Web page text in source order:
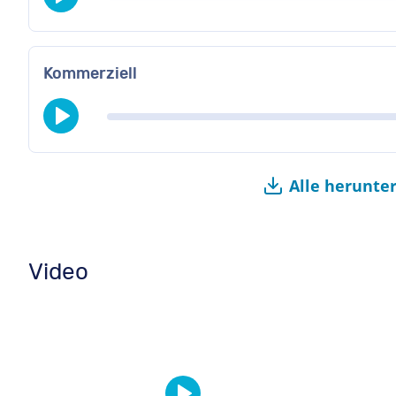
Kommerziell
Alle
Video